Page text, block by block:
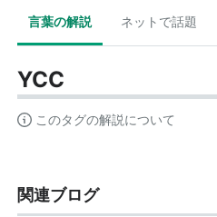
言葉の解説 ネットで話題
YCC
このタグの解説について
関連ブログ